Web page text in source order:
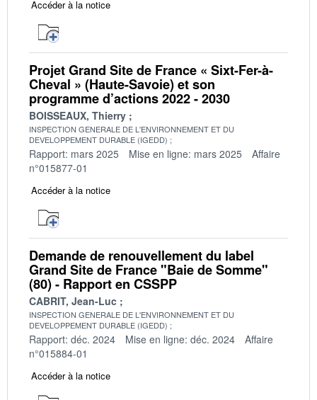
Accéder à la notice
Projet Grand Site de France « Sixt-Fer-à-
Cheval » (Haute-Savoie) et son
programme d’actions 2022 - 2030
BOISSEAUX, Thierry
INSPECTION GENERALE DE L'ENVIRONNEMENT ET DU
DEVELOPPEMENT DURABLE (IGEDD)
Rapport: mars 2025 Mise en ligne: mars 2025
Affaire
n°015877-01
Accéder à la notice
Demande de renouvellement du label
Grand Site de France "Baie de Somme"
(80) - Rapport en CSSPP
CABRIT, Jean-Luc
INSPECTION GENERALE DE L'ENVIRONNEMENT ET DU
DEVELOPPEMENT DURABLE (IGEDD)
Rapport: déc. 2024 Mise en ligne: déc. 2024
Affaire
n°015884-01
Accéder à la notice